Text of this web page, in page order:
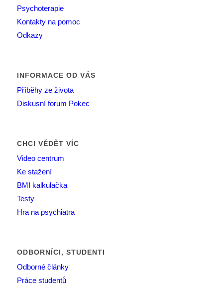
Psychoterapie
Kontakty na pomoc
Odkazy
INFORMACE OD VÁS
Příběhy ze života
Diskusní forum Pokec
CHCI VĚDĚT VÍC
Video centrum
Ke stažení
BMI kalkulačka
Testy
Hra na psychiatra
ODBORNÍCI, STUDENTI
Odborné články
Práce studentů